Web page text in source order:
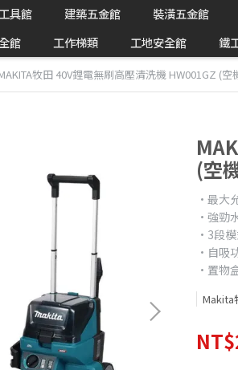
具館 建築五金館 裝潢五金館
館
工作梯類 工地安全館 鐵
牧田 40V鋰電無刷高壓清洗機 HW001GZ (
(空
•最大
•強勁
•3段
•自吸
•置物
Makita